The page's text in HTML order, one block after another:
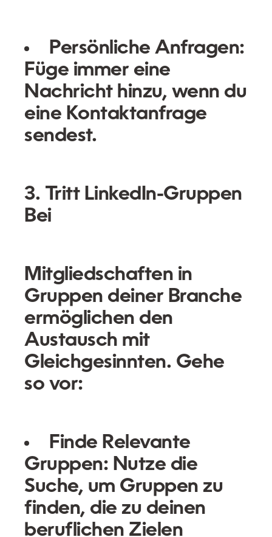
Persönliche Anfragen:
Füge immer eine
Nachricht hinzu, wenn du
eine Kontaktanfrage
sendest.
3. Tritt LinkedIn-Gruppen
Bei
Mitgliedschaften in
Gruppen deiner Branche
ermöglichen den
Austausch mit
Gleichgesinnten. Gehe
so vor:
Finde Relevante
Gruppen: Nutze die
Suche, um Gruppen zu
finden, die zu deinen
beruflichen Zielen